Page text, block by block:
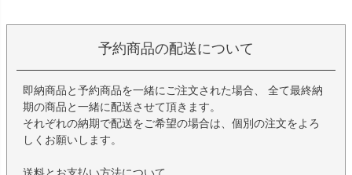
予約商品の配送について
即納商品と予約商品を一緒にご注文された場合、 全て最終納
期の商品と一緒に配送させて頂きます。
それぞれの納期で配送をご希望の場合は、個別の注文をよろ
しくお願いします。